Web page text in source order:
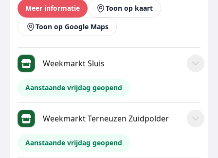
Meer informatie
Toon op kaart
Toon op Google Maps
Weekmarkt Sluis
Aanstaande vrijdag geopend
Weekmarkt Terneuzen Zuidpolder
Aanstaande vrijdag geopend